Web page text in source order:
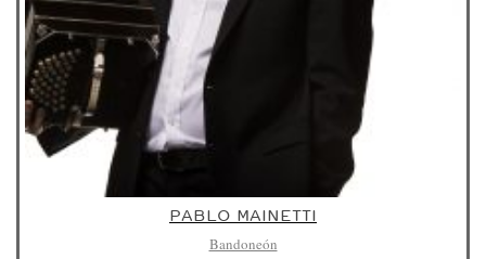
PABLO MAINETTI
Bandoneón